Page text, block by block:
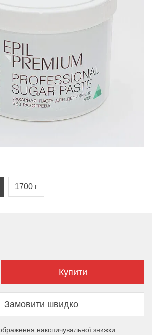
1700 г
Купити
Замовити швидко
накопичувальної знижки